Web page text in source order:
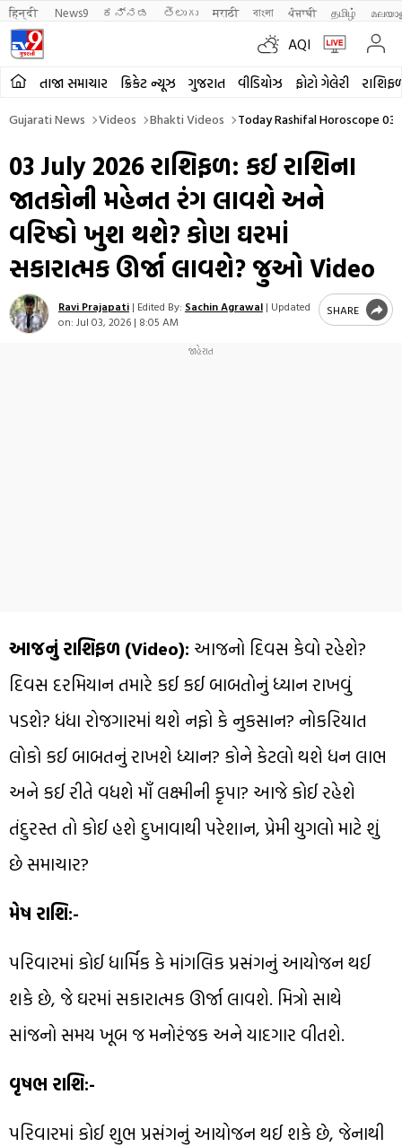
हिन्दी News9 ಕನ್ನಡ తెలుగు मराठी বাংলা ਪੰਜਾਬੀ தமிழ்
AQI
તાજા સમાચાર ક્રિકેટ ન્યૂઝ ગુજરાત વીડિયોઝ ફોટો ગેલેરી
Gujarati News Videos Bhakti Videos Today Rashifal Horoscope
03 July 2026 રાશિફળ: કઈ રાશિના
જાતકોની મહેનત રંગ લાવશે અને
વરિષ્ઠો ખુશ થશે? કોણ ઘરમાં
સકારાત્મક ઊર્જા લાવશે? જુઓ Video
Ravi Prajapati | Edited By: Sachin Agrawal | Updated
on: Jul 03, 2026 | 8:05 AM
SHARE
આજનું રાશિફળ (Video): આજનો દિવસ કેવો રહેશે?
દિવસ દરમિયાન તમારે કઈ કઈ બાબતોનું ધ્યાન રાખવું
પડશે? ધંધા રોજગારમાં થશે નફો કે નુકસાન? નોકરિયાત
લોકો કઈ બાબતનું રાખશે ધ્યાન? કોને કેટલો થશે ધન લાભ
અને કઈ રીતે વધશે માઁ લક્ષ્મીની કૃપા? આજે કોઈ રહેશે
તંદુરસ્ત તો કોઈ હશે દુખાવાથી પરેશાન, પ્રેમી યુગલો માટે શું
છે સમાચાર?
મેષ રાશિ:-
પરિવારમાં કોઈ ધાર્મિક કે માંગલિક પ્રસંગનું આયોજન થઈ
શકે છે, જે ઘરમાં સકારાત્મક ઊર્જા લાવશે. મિત્રો સાથે
સાંજનો સમય ખૂબ જ મનોરંજક અને યાદગાર વીતશે.
વૃષભ રાશિ:-
પરિવારમાં કોઈ શુભ પ્રસંગનું આયોજન થઈ શકે છે, જેનાથી